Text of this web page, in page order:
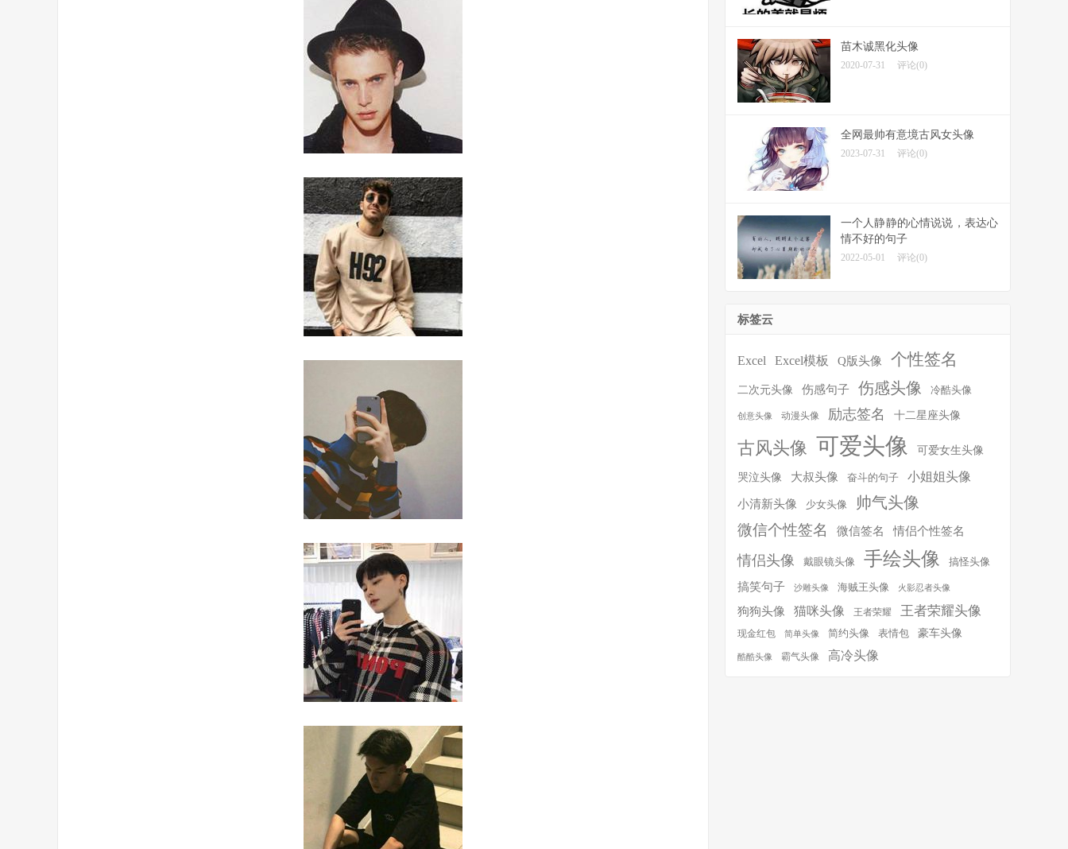
苗木诚黑化头像
2020-07-31 评论(0)
全网最帅有意境古风女头像
2023-07-31 评论(0)
一个人静静的心情说说，表达心
情不好的句子
2022-05-01 评论(0)
标签云
Excel Excel模板 Q版头像 个性签名
二次元头像 伤感句子 伤感头像 冷酷头像
创意头像 动漫头像 励志签名 十二星座头像
古风头像 可爱头像 可爱女生头像
哭泣头像 大叔头像 奋斗的句子 小姐姐头像
小清新头像 少女头像 帅气头像
微信个性签名 微信签名 情侣个性签名
情侣头像 戴眼镜头像 手绘头像 搞怪头像
搞笑句子 沙雕头像 海贼王头像 火影忍者头像
狗狗头像 猫咪头像 王者荣耀 王者荣耀头像
现金红包 简单头像 简约头像 表情包 豪车头像
酷酷头像 霸气头像 高冷头像